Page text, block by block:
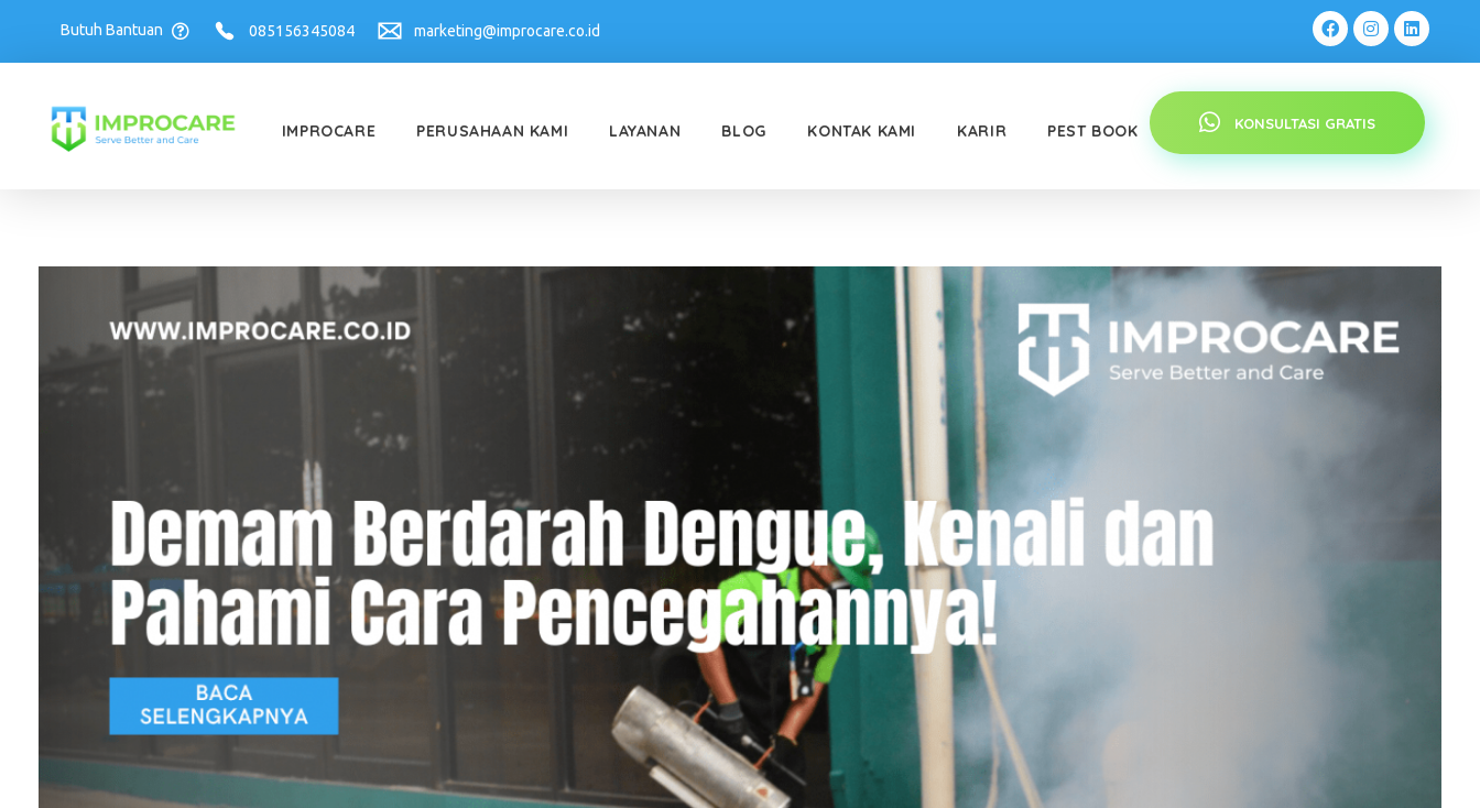
Butuh Bantuan 085156345084 marketing@improcare.co.id
IMPROCARE PERUSAHAAN KAMI LAYANAN BLOG KONTAK KAMI KARIR PEST BOOK KONSULTASI GRATIS